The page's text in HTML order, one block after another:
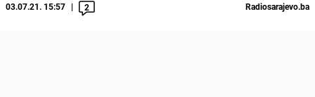
03.07.21. 15:57 2 Radiosarajevo.ba